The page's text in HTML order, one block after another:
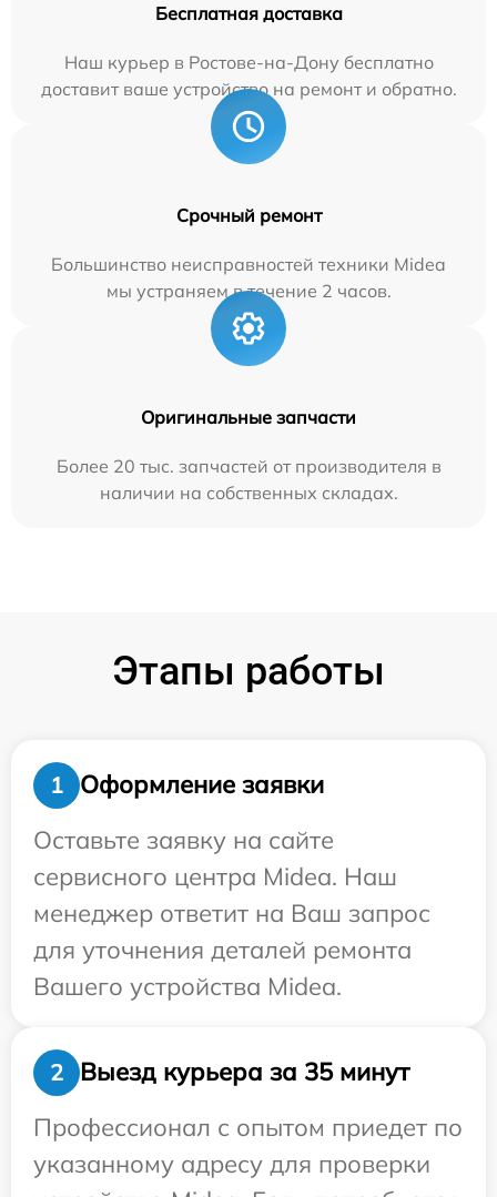
Бесплатная доставка
Наш курьер в Ростове-на-Дону бесплатно
доставит ваше устройство на ремонт и обратно.
Срочный ремонт
Большинство неисправностей техники Midea
мы устраняем в течение 2 часов.
Оригинальные запчасти
Более 20 тыс. запчастей от производителя в
наличии на собственных складах.
Этапы работы
1
Оформление заявки
Оставьте заявку на сайте
сервисного центра Midea. Наш
менеджер ответит на Ваш запрос
для уточнения деталей ремонта
Вашего устройства Midea.
2
Выезд курьера за 35 минут
Профессионал с опытом приедет по
указанному адресу для проверки